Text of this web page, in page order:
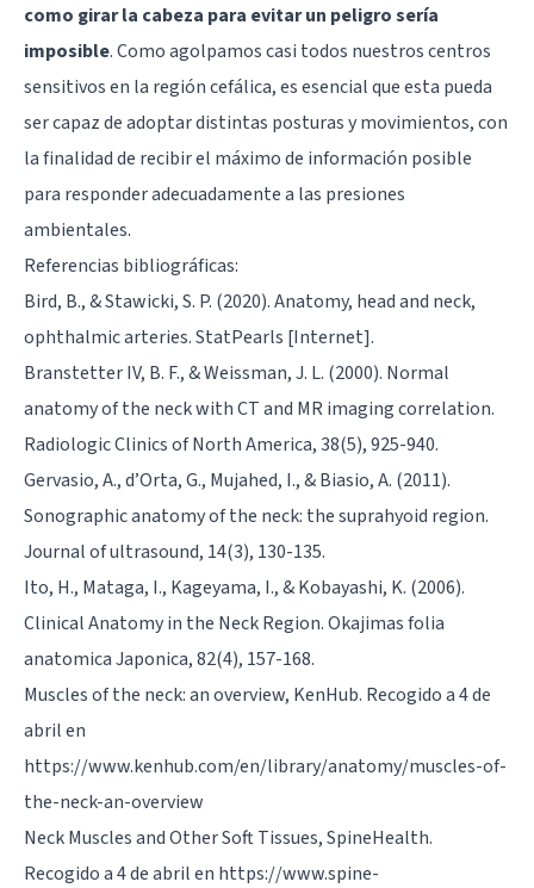
como girar la cabeza para evitar un peligro sería
imposible. Como agolpamos casi todos nuestros centros
sensitivos en la región cefálica, es esencial que esta pueda
ser capaz de adoptar distintas posturas y movimientos, con
la finalidad de recibir el máximo de información posible
para responder adecuadamente a las presiones
ambientales.
Referencias bibliográficas:
Bird, B., & Stawicki, S. P. (2020). Anatomy, head and neck,
ophthalmic arteries. StatPearls [Internet].
Branstetter IV, B. F., & Weissman, J. L. (2000). Normal
anatomy of the neck with CT and MR imaging correlation.
Radiologic Clinics of North America, 38(5), 925-940.
Gervasio, A., d’Orta, G., Mujahed, I., & Biasio, A. (2011).
Sonographic anatomy of the neck: the suprahyoid region.
Journal of ultrasound, 14(3), 130-135.
Ito, H., Mataga, I., Kageyama, I., & Kobayashi, K. (2006).
Clinical Anatomy in the Neck Region. Okajimas folia
anatomica Japonica, 82(4), 157-168.
Muscles of the neck: an overview, KenHub. Recogido a 4 de
abril en
https://www.kenhub.com/en/library/anatomy/muscles-of-
the-neck-an-overview
Neck Muscles and Other Soft Tissues, SpineHealth.
Recogido a 4 de abril en https://www.spine-